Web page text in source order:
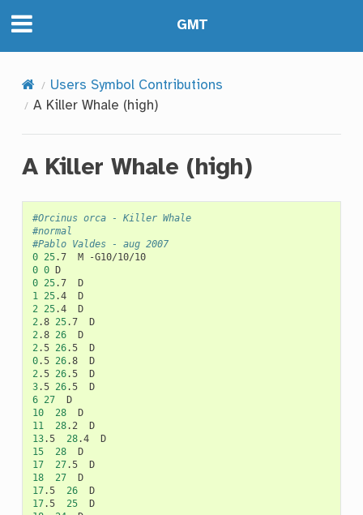
GMT
Users Symbol Contributions
A Killer Whale (high)
A Killer Whale (high)
#Orcinus orca - Killer Whale
#normal
#Pablo Valdes - aug 2007
0 25.7 M
0 0
0 25.7
1
25.4
2
25.4
2 .8 25.7
2 .8 26
2 .5 26.5
0.5 26.8
2 .5 26.5
3.5 26.5
6 27
10
28
11
28.2
13.5 28.4
15
28
17
27.5
18
27
17.5 26
17.5 25